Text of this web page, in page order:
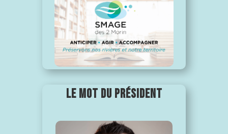
LE MOT DU PRÉSIDENT